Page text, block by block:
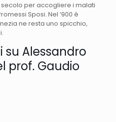
secolo per accogliere i malati
Sposi. Nel ‘900 è
ne resta uno spicchio,
su Alessandro
prof. Gaudio